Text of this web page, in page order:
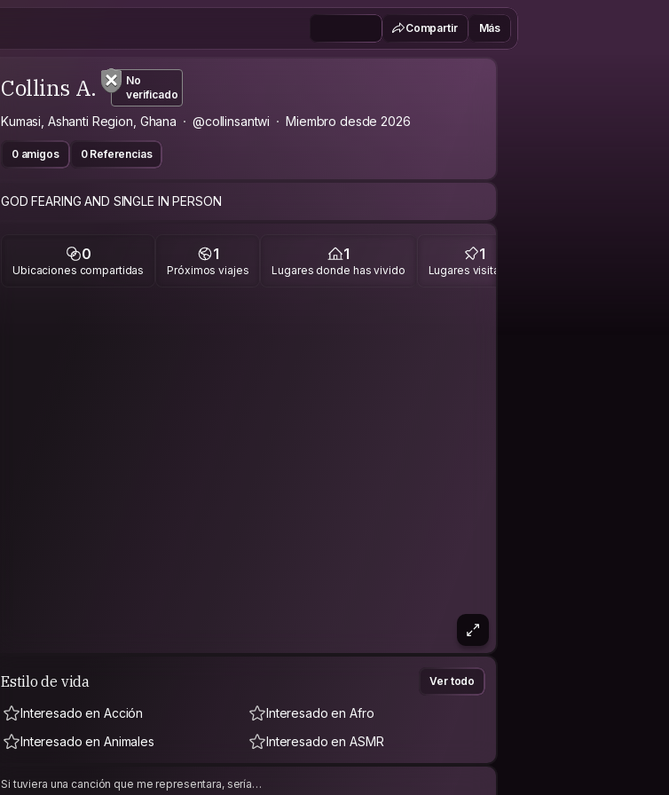
Compartir Más
Collins A.
No
verificado
Kumasi, Ashanti Region, Ghana @collinsantwi Miembro desde 2026
0 amigos 0 Referencias
GOD FEARING AND SINGLE IN PERSON
0
Ubicaciones compartidas
1
Próximos viajes
1
Lugares donde has vivido
1
Lugares visitados
Estilo de vida Ver todo
Interesado en Acción
Interesado en Afro
Interesado en Animales
Interesado en ASMR
Si tuviera una canción que me representara, sería…